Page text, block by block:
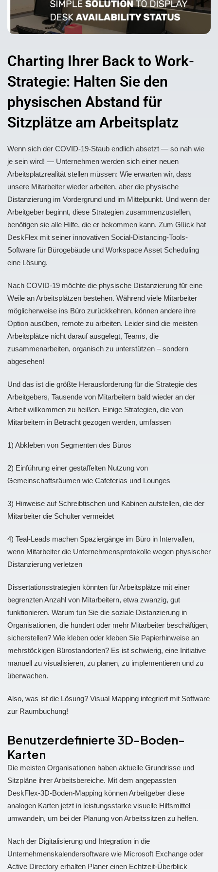
Charting Ihrer Back to Work-
Strategie: Halten Sie den
physischen Abstand für
Sitzplätze am Arbeitsplatz
Wenn sich der COVID-19-Staub endlich absetzt — so nah wie
je sein wird! — Unternehmen werden sich einer neuen
Arbeitsplatzrealität stellen müssen: Wie erwarten wir, dass
unsere Mitarbeiter wieder arbeiten, aber die physische
Distanzierung im Vordergrund und im Mittelpunkt. Und wenn der
Arbeitgeber beginnt, diese Strategien zusammenzustellen,
benötigen sie alle Hilfe, die er bekommen kann. Zum Glück hat
DeskFlex mit seiner innovativen Social-Distancing-Tools-
Software für Bürogebäude und Workspace Asset Scheduling
eine Lösung.
Nach COVID-19 möchte die physische Distanzierung für eine
Weile an Arbeitsplätzen bestehen. Während viele Mitarbeiter
möglicherweise ins Büro zurückkehren, können andere ihre
Option ausüben, remote zu arbeiten. Leider sind die meisten
Arbeitsplätze nicht darauf ausgelegt, Teams, die
zusammenarbeiten, organisch zu unterstützen – sondern
abgesehen!
Und das ist die größte Herausforderung für die Strategie des
Arbeitgebers, Tausende von Mitarbeitern bald wieder an der
Arbeit willkommen zu heißen. Einige Strategien, die von
Mitarbeitern in Betracht gezogen werden, umfassen
1) Abkleben von Segmenten des Büros
2) Einführung einer gestaffelten Nutzung von
Gemeinschaftsräumen wie Cafeterias und Lounges
3) Hinweise auf Schreibtischen und Kabinen aufstellen, die der
Mitarbeiter die Schulter vermeidet
4) Teal-Leads machen Spaziergänge im Büro in Intervallen,
wenn Mitarbeiter die Unternehmensprotokolle wegen physischer
Distanzierung verletzen
Dissertationsstrategien könnten für Arbeitsplätze mit einer
begrenzten Anzahl von Mitarbeitern, etwa zwanzig, gut
funktionieren. Warum tun Sie die soziale Distanzierung in
Organisationen, die hundert oder mehr Mitarbeiter beschäftigen,
sicherstellen? Wie kleben oder kleben Sie Papierhinweise an
mehrstöckigen Bürostandorten? Es ist schwierig, eine Initiative
manuell zu visualisieren, zu planen, zu implementieren und zu
überwachen.
Also, was ist die Lösung? Visual Mapping integriert mit Software
zur Raumbuchung!
Benutzerdefinierte 3D-Boden-
Karten
Die meisten Organisationen haben aktuelle Grundrisse und
Sitzpläne ihrer Arbeitsbereiche. Mit dem angepassten
DeskFlex-3D-Boden-Mapping können Arbeitgeber diese
analogen Karten jetzt in leistungsstarke visuelle Hilfsmittel
umwandeln, um bei der Planung von Arbeitssitzen zu helfen.
Nach der Digitalisierung und Integration in die
Unternehmenskalendersoftware wie Microsoft Exchange oder
Active Directory erhalten Planer einen Echtzeit-Überblick